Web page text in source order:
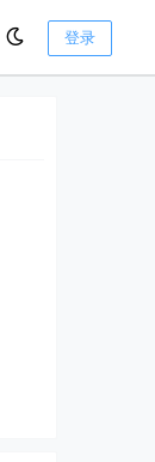
登录